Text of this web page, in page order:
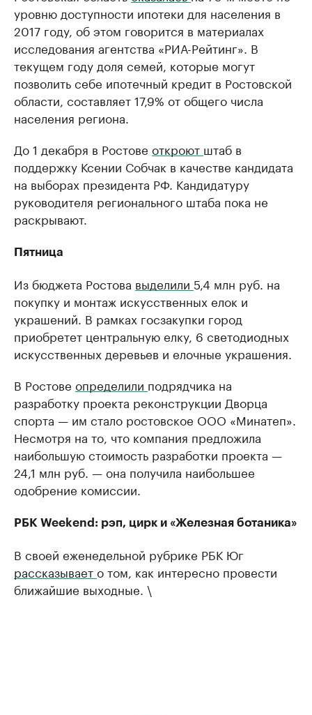
уровню доступности ипотеки для населения в
2017 году, об этом говорится в материалах
исследования агентства «РИА-Рейтинг». В
текущем году доля семей, которые могут
позволить себе ипотечный кредит в Ростовской
области, составляет 17,9% от общего числа
населения региона.
До 1 декабря в Ростове откроют штаб в
поддержку Ксении Собчак в качестве кандидата
на выборах президента РФ. Кандидатуру
руководителя регионального штаба пока не
раскрывают.
Пятница
Из бюджета Ростова выделили 5,4 млн руб. на
покупку и монтаж искусственных елок и
украшений. В рамках госзакупки город
приобретет центральную елку, 6 светодиодных
искусственных деревьев и елочные украшения.
В Ростове определили подрядчика на
разработку проекта реконструкции Дворца
спорта — им стало ростовское ООО «Минатеп».
Несмотря на то, что компания предложила
наибольшую стоимость разработки проекта —
24,1 млн руб. — она получила наибольшее
одобрение комиссии.
РБК Weekend: рэп, цирк и «Железная ботаника»
В своей еженедельной рубрике РБК Юг
рассказываето том, как интересно провести
ближайшие выходные. \